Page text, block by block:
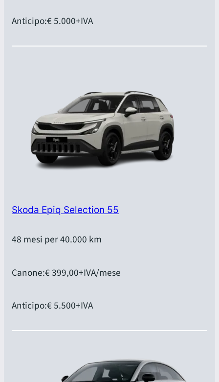
Anticipo:€ 5.000+IVA
Skoda Epiq Selection 55
48 mesi per 40.000 km
Canone:€ 399,00+IVA/mese
Anticipo:€ 5.500+IVA